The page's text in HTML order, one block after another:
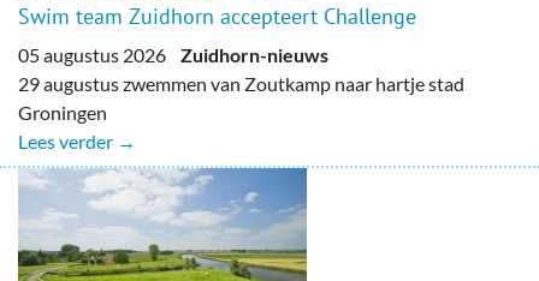
Swim team Zuidhorn accepteert Challenge
05 augustus 2026 Zuidhorn-nieuws
29 augustus zwemmen van Zoutkamp naar hartje stad
Groningen
Lees verder →